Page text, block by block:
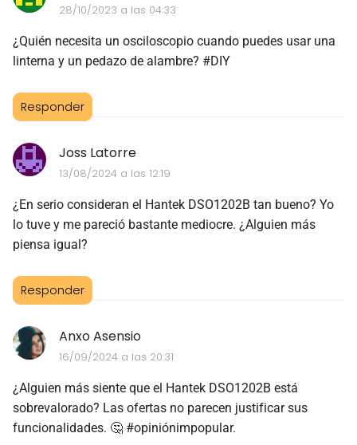
28/10/2023 a las 04:33
¿Quién necesita un osciloscopio cuando puedes usar una
linterna y un pedazo de alambre? #DIY
Responder
Joss Latorre
13/08/2024 a las 12:19
¿En serio consideran el Hantek DSO1202B tan bueno? Yo
lo tuve y me pareció bastante mediocre. ¿Alguien más
piensa igual?
Responder
Anxo Asensio
16/09/2024 a las 20:31
¿Alguien más siente que el Hantek DSO1202B está
sobrevalorado? Las ofertas no parecen justificar sus
funcionalidades. 🤔 #opiniónimpopular.